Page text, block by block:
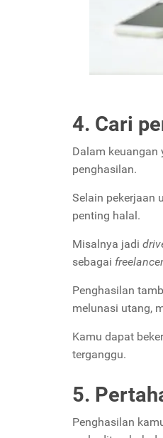
4. Cari
Dalam keuangan
penghasilan.
Selain pekerjaan
penting halal.
Misalnya jadi
sebagai
Penghasilan
melunasi utang,
Kamu dapat
terganggu.
5.
Penghasilan